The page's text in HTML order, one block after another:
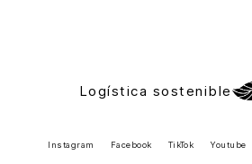
Logística sostenible
Instagram Facebook TikTok Youtube